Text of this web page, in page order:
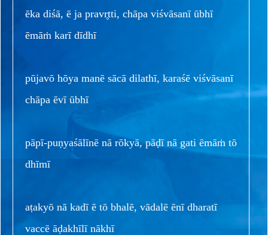
ēka diśā, ē ja pravr̥tti, chāpa viśvāsanī ūbhī
ēmāṁ karī dīdhī
pūjavō hōya manē sācā dilathī, karaśē viśvāsanī
chāpa ēvī ūbhī
pāpī-puṇyaśālīnē nā rōkyā, pāḍī nā gati ēmāṁ tō
dhīmī
aṭakyō nā kadī ē tō bhalē, vādalē ēnī dharatī
vaccē āḍakhīlī nākhī